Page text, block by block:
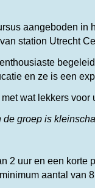
aangeboden in
station Utrecht
en ze is een
wat lekkers voor
groep is
2 uur en een korte
aantal van